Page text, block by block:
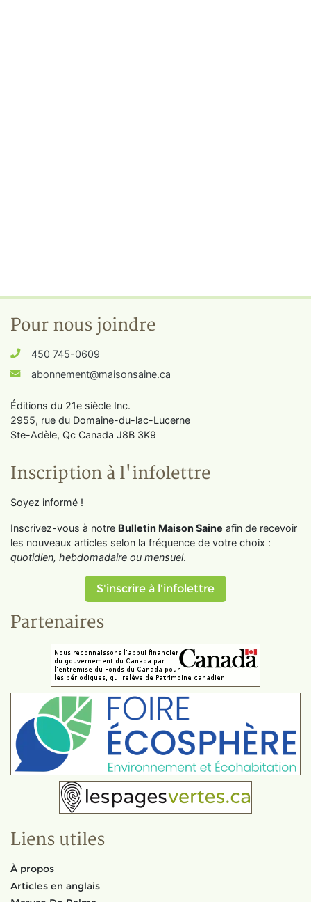
Pour nous joindre
450 745-0609
abonnement@maisonsaine.ca
Éditions du 21e siècle Inc.
2955, rue du Domaine-du-lac-Lucerne
Ste-Adèle, Qc Canada J8B 3K9
Inscription à l'infolettre
Soyez informé !
Inscrivez-vous à notre Bulletin Maison Saine afin de recevoir
les nouveaux articles selon la fréquence de votre choix :
quotidien, hebdomadaire ou mensuel.
S'inscrire à l'infolettre
Partenaires
Liens utiles
À propos
Articles en anglais